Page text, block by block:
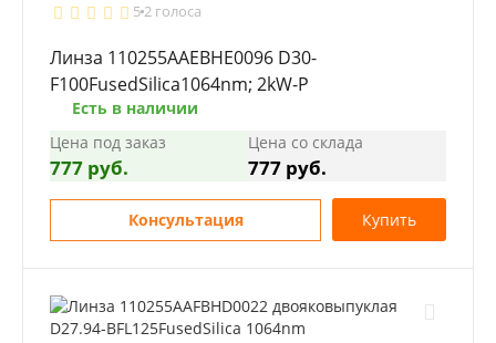
52 голоса
Линза 110255AAEBHE0096 D30-
F100FusedSilica1064nm; 2kW-P
Есть в наличии
Цена под заказ
777 руб.
Цена со склада
777 руб.
Консультация Купить